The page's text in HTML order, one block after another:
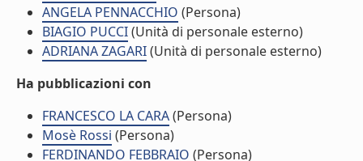
ANGELA PENNACCHIO (Persona)
BIAGIO PUCCI(Unità di personale esterno)
ADRIANA ZAGARI(Unità di personale esterno)
Ha pubblicazioni con
FRANCESCO LA CARA(Persona)
Mosè Rossi (Persona)
FERDINANDO FEBBRAIO (Persona)